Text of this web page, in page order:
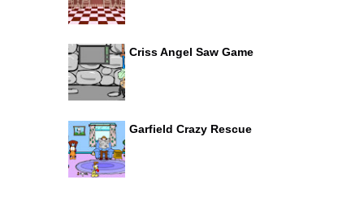
Criss Angel Saw Game
Garfield Crazy Rescue